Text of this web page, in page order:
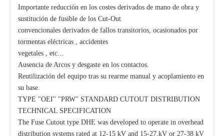
Importante reducción en los costes derivados de mano de obra y
sustitución de fusible de los Cut-Out
convencionales derivados de fallos transitorios, ocasionados por
tormentas eléctricas , accidentes
vegetales , etc...
Ausencia de Arcos y desgaste en los contactos.
Reutilización del equipo tras su rearme manual y acoplamiento en
su base.
TYPE "OEI" "PRW" STANDARD CUTOUT DISTRIBUTION
TECHNICAL SPECIFICATION
The Fuse Cutout type DHE was developed to operate in overhead
distribution systems rated at 12-15 kV and 15-27,kV or 27-38 kV